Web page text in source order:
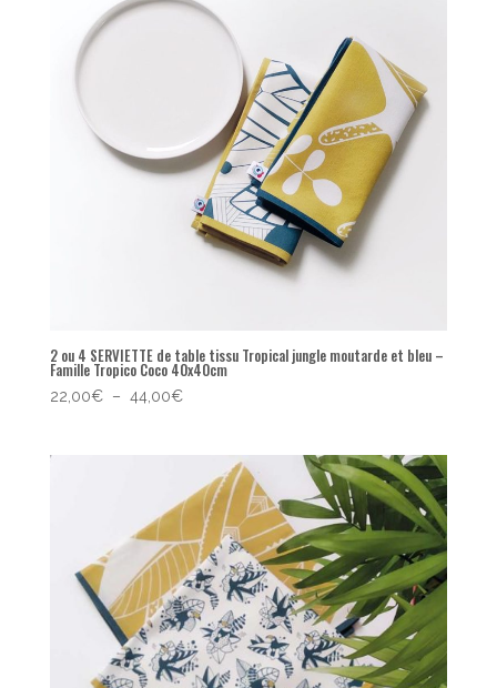
2 ou 4 SERVIETTE de table tissu Tropical jungle moutarde et bleu –
Famille Tropico Coco 40x40cm
22,00€ – 44,00€Plage
22,00€
à
44,00€